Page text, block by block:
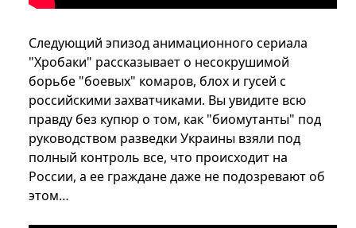
Следующий эпизод анимационного сериала
"Хробаки" рассказывает о несокрушимой
борьбе "боевых" комаров, блох и гусей с
российскими захватчиками. Вы увидите всю
правду без купюр о том, как "биомутанты" под
руководством разведки Украины взяли под
полный контроль все, что происходит на
России, а ее граждане даже не подозревают об
этом…